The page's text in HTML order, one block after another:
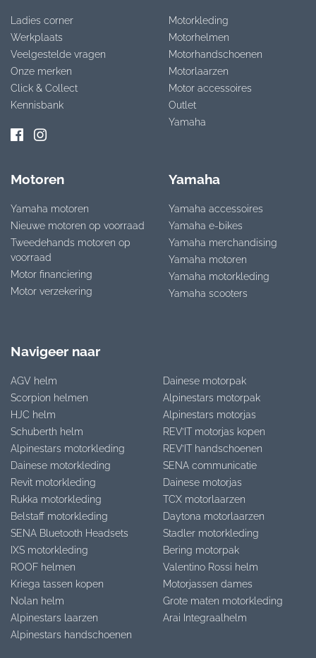
Ladies corner
Werkplaats
Veelgestelde vragen
Onze merken
Click & Collect
Kennisbank
Motorkleding
Motorhelmen
Motorhandschoenen
Motorlaarzen
Motor accessoires
Outlet
Yamaha
Motoren
Yamaha motoren
Nieuwe motoren op voorraad
Tweedehands motoren op
voorraad
Motor financiering
Motor verzekering
Yamaha
Yamaha accessoires
Yamaha e-bikes
Yamaha merchandising
Yamaha motoren
Yamaha motorkleding
Yamaha scooters
Navigeer naar
AGV helm
Scorpion helmen
HJC helm
Schuberth helm
Alpinestars motorkleding
Dainese motorkleding
Revit motorkleding
Rukka motorkleding
Belstaff motorkleding
SENA Bluetooth Headsets
IXS motorkleding
ROOF helmen
Kriega tassen kopen
Nolan helm
Alpinestars laarzen
Alpinestars handschoenen
Dainese motorpak
Alpinestars motorpak
Alpinestars motorjas
REV’IT motorjas kopen
REV’IT handschoenen
SENA communicatie
Dainese motorjas
TCX motorlaarzen
Daytona motorlaarzen
Stadler motorkleding
Bering motorpak
Valentino Rossi helm
Motorjassen dames
Grote maten motorkleding
Arai Integraalhelm